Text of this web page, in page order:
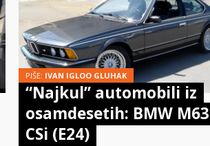
PIŠE: IVAN IGLOO GLUHAK
“Najkul” automobili iz
osamdesetih: BMW
CSi (E24)